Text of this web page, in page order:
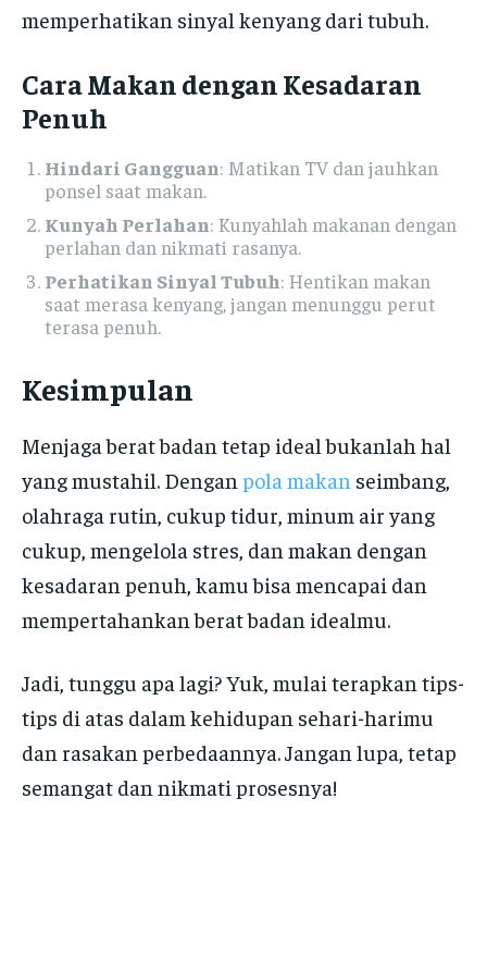
memperhatikan sinyal kenyang dari tubuh.
Cara Makan dengan Kesadaran
Penuh
Hindari Gangguan: Matikan TV dan jauhkan
ponsel saat makan.
Kunyah Perlahan: Kunyahlah makanan dengan
perlahan dan nikmati rasanya.
Perhatikan Sinyal Tubuh: Hentikan makan
saat merasa kenyang, jangan menunggu perut
terasa penuh.
Kesimpulan
Menjaga berat badan tetap ideal bukanlah hal
yang mustahil. Dengan pola makan seimbang,
olahraga rutin, cukup tidur, minum air yang
cukup, mengelola stres, dan makan dengan
kesadaran penuh, kamu bisa mencapai dan
mempertahankan berat badan idealmu.
Jadi, tunggu apa lagi? Yuk, mulai terapkan tips-
tips di atas dalam kehidupan sehari-harimu
dan rasakan perbedaannya. Jangan lupa, tetap
semangat dan nikmati prosesnya!